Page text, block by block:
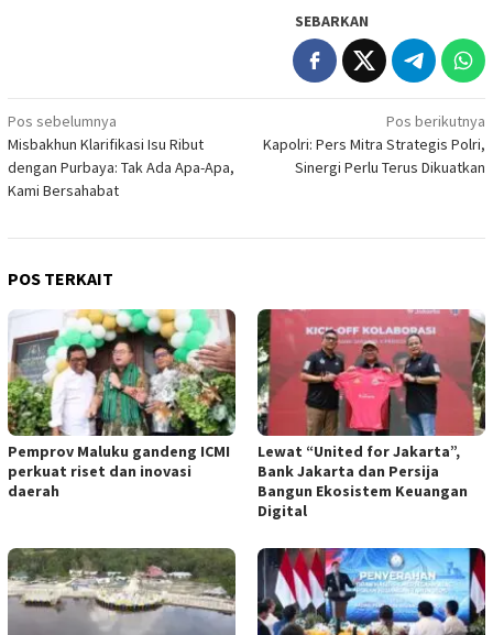
SEBARKAN
Navigasi
pos
Pos sebelumnya
Misbakhun Klarifikasi Isu Ribut
dengan Purbaya: Tak Ada Apa-Apa,
Kami Bersahabat
Pos berikutnya
Kapolri: Pers Mitra Strategis Polri,
Sinergi Perlu Terus Dikuatkan
POS TERKAIT
Pemprov Maluku gandeng ICMI
perkuat riset dan inovasi
daerah
Lewat “United for Jakarta”,
Bank Jakarta dan Persija
Bangun Ekosistem Keuangan
Digital